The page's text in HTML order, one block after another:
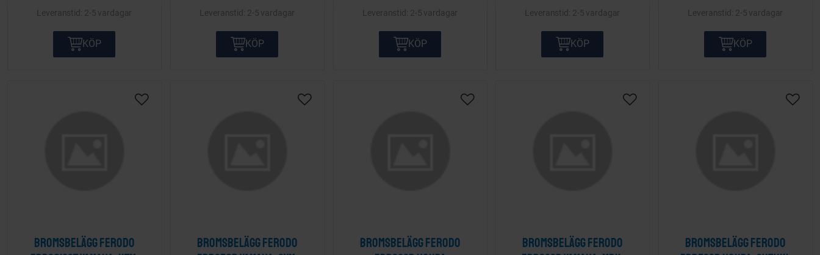
2-5 vardagar
KÖP
2-5 vardagar
KÖP
2-5 vardagar
KÖP
2-5 vardagar
KÖP
2-5 vardagar
KÖP
Bromsbelägg Ferodo
Lägg till i önskelista
Bromsbelägg Ferodo
Lägg till i önskelista
Bromsbelägg Ferodo
Lägg till i önskelista
Bromsbelägg Ferodo
Lägg till i önskelista
Bromsbelägg Ferodo
Lägg